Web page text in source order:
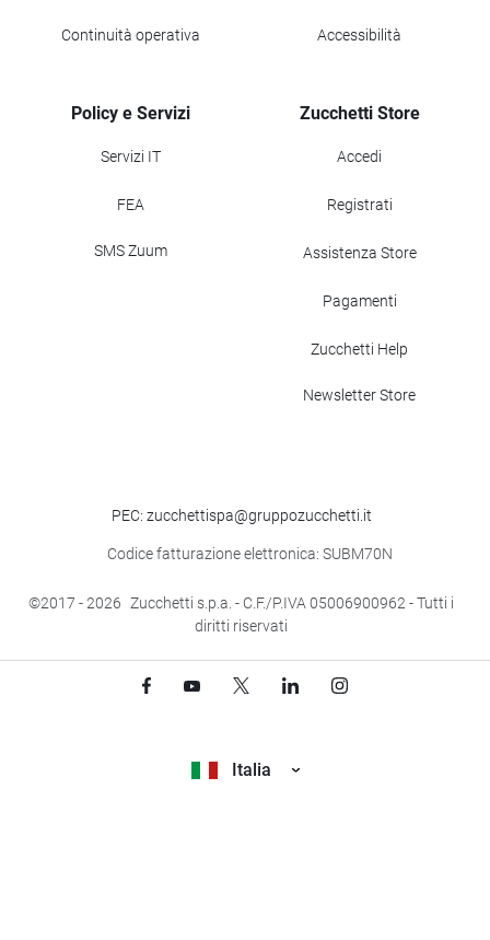
Continuità operativa Accessibilità
Policy e Servizi
Servizi IT
FEA
SMS Zuum
Zucchetti Store
Accedi
Registrati
Assistenza Store
Pagamenti
Zucchetti Help
Newsletter Store
©2017- 2026 Zucchetti s.p.a. - C.F./P.IVA 05006900962 - Tutti i
diritti riservati
PEC: zucchettispa@gruppozucchetti.it
Codice fatturazione elettronica: SUBM70N
Italia